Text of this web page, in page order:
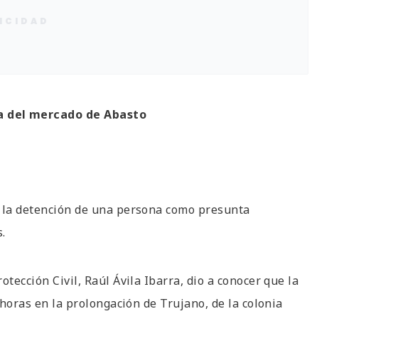
del mercado de Abasto
detención de una persona como presunta
Civil, Raúl Ávila Ibarra, dio a conocer que la
en la prolongación de Trujano, de la colonia